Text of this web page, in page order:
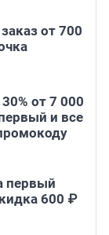
от 700
от 7 000
и все
первый
600 ₽